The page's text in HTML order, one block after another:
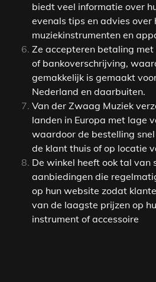
biedt veel informatie over
evenals tips en advies over
muziekinstrumenten en
Ze accepteren betaling
of bankoverschrijving,
gemakkelijk is gemaakt
Nederland en daarbuiten.
Van der Zwaag Muziek
landen in Europa met lage
waardoor de bestelling
de klant thuis of op locatie
De winkel heeft ook tal van
aanbiedingen die
op hun website zodat
van de laagste prijzen op
instrument of accessoire